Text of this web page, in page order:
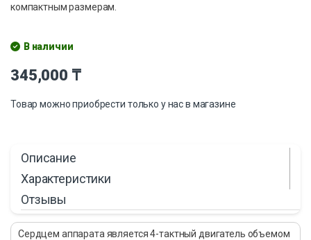
компактным размерам.
В наличии
345,000 ₸
Товар можно приобрести только у нас в магазине
Описание
Характеристики
Отзывы
Сердцем аппарата является 4-тактный двигатель объемом